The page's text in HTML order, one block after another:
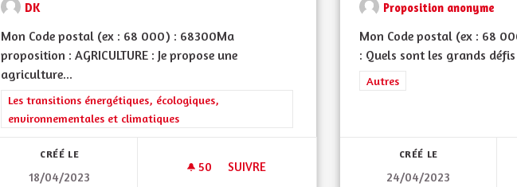
DK
Mon Code postal (ex : 68 000) : 68300Ma
proposition : AGRICULTURE : Je propose une
agriculture...
Filtrer les résultats de la catégorie : Les transitions énergétiques, écologiques, environnementales et
Les transitions énergétiques, écologiques,
environnementales et climatiques
CRÉÉ LE
18/04/2023
50 50 ABONNÉS
SUIVRE
ENVIRONNEMENT ET ÉCOLOGIE
Proposition anonyme
Mon Code postal (ex : 68
: Quels sont les grands défis
Filtrer les résultats de la
Autres
CRÉÉ LE
24/04/2023